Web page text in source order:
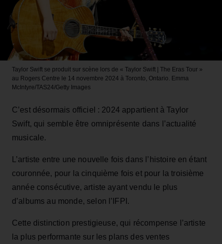
Taylor Swift se produit sur scène lors de « Taylor Swift | The Eras Tour »
au Rogers Centre le 14 novembre 2024 à Toronto, Ontario. Emma
McIntyre/TAS24/Getty Images
C’est désormais officiel : 2024 appartient à Taylor
Swift, qui semble être omniprésente dans l’actualité
musicale.
L’artiste entre une nouvelle fois dans l’histoire en étant
couronnée, pour la cinquième fois et pour la troisième
année consécutive, artiste ayant vendu le plus
d’albums au monde, selon l’IFPI.
Cette distinction prestigieuse, qui récompense l’artiste
la plus performante sur les plans des ventes